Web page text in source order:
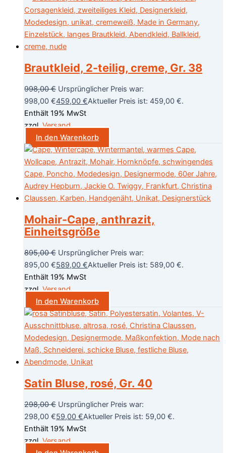
Brautkleid, 2-teilig, creme, Gr. 38
998,00€ Ursprünglicher Preis war:
998,00 €459,00 €Aktueller Preis ist: 459,00 €.
Enthält 19% MwSt
zzgl. Versand
In den Warenkorb
Mohair-Cape, anthrazit,
Einheitsgröße
895,00€ Ursprünglicher Preis war:
895,00 €589,00 €Aktueller Preis ist: 589,00 €.
Enthält 19% MwSt
zzgl. Versand
In den Warenkorb
Satin Bluse, rosé, Gr. 40
298,00€ Ursprünglicher Preis war:
298,00 €59,00 €Aktueller Preis ist: 59,00 €.
Enthält 19% MwSt
zzgl. Versand